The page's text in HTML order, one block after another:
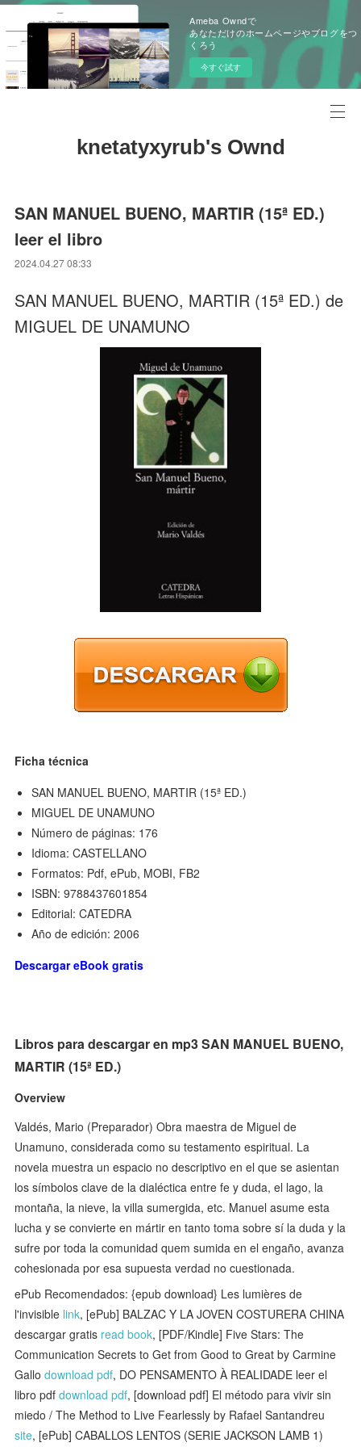
Ameba Owndで
あなただけのホームページやブログをつ
くろう
今すぐ試す
knetatyxyrub's Ownd
SAN MANUEL BUENO, MARTIR (15ª ED.)
leer el libro
2024.04.27 08:33
SAN MANUEL BUENO, MARTIR (15ª ED.) de
MIGUEL DE UNAMUNO
Ficha técnica
SAN MANUEL BUENO, MARTIR (15ª ED.)
MIGUEL DE UNAMUNO
Número de páginas: 176
Idioma: CASTELLANO
Formatos: Pdf, ePub, MOBI, FB2
ISBN: 9788437601854
Editorial: CATEDRA
Año de edición: 2006
Descargar eBook gratis
Libros para descargar en mp3 SAN MANUEL BUENO,
MARTIR (15ª ED.)
Overview
Valdés, Mario (Preparador) Obra maestra de Miguel de
Unamuno, considerada como su testamento espiritual. La
novela muestra un espacio no descriptivo en el que se asientan
los símbolos clave de la dialéctica entre fe y duda, el lago, la
montaña, la nieve, la villa sumergida, etc. Manuel asume esta
lucha y se convierte en mártir en tanto toma sobre sí la duda y la
sufre por toda la comunidad quem sumida en el engaño, avanza
cohesionada por esa supuesta verdad no cuestionada.
ePub Recomendados: {epub download} Les lumières de
l'invisible link, [ePub] BALZAC Y LA JOVEN COSTURERA CHINA
descargar gratis read book, [PDF/Kindle] Five Stars: The
Communication Secrets to Get from Good to Great by Carmine
Gallodownload pdf, DO PENSAMENTO À REALIDADE leer el
libro pdfdownload pdf, [download pdf] El método para vivir sin
miedo / The Method to Live Fearlessly by Rafael Santandreu
site, [ePub] CABALLOS LENTOS (SERIE JACKSON LAMB 1)